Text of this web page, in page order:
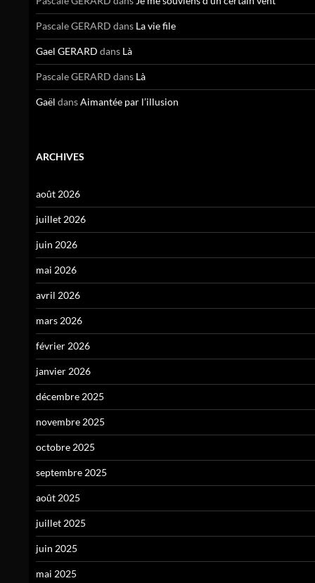
Pascale GERARD dans La vie file
Gael GERARD dans Là
Pascale GERARD dans Là
Gaël dansAimantée par l’illusion
ARCHIVES
août 2026
juillet 2026
juin 2026
mai 2026
avril 2026
mars 2026
février 2026
janvier 2026
décembre 2025
novembre 2025
octobre 2025
septembre 2025
août 2025
juillet 2025
juin 2025
mai 2025